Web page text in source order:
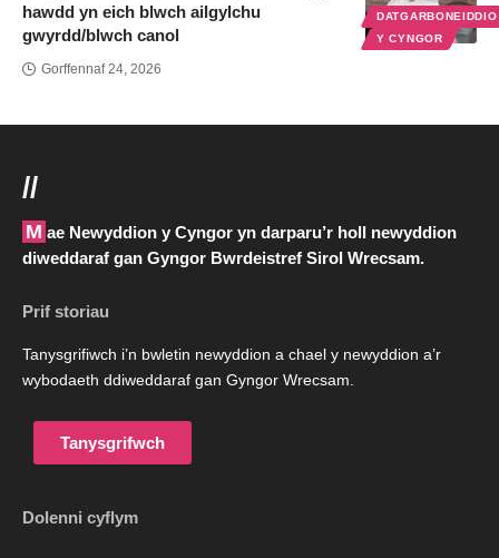
Y CYNGOR
hawdd yn eich blwch ailgylchu
gwyrdd/blwch canol
Gorffennaf 24, 2026
//
Mae Newyddion y Cyngor yn darparu’r holl newyddion
diweddaraf gan Gyngor Bwrdeistref Sirol Wrecsam.
Prif storiau
Tanysgrifiwch i’n bwletin newyddion a chael y newyddion a’r
wybodaeth ddiweddaraf gan Gyngor Wrecsam.
Tanysgrifwch
Dolenni cyflym